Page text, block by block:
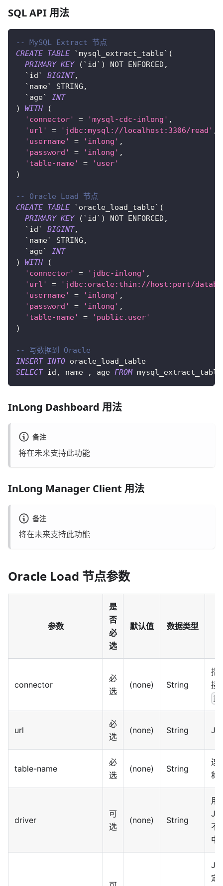
SQL API 用法
-- MySQL Extract 节点
CREATE TABLE `mysql_extract_table` (
PRIMARY KEY ( ` id` ) NOT ENFORCED ,
` id` BIGINT,
` name` STRING ,
` age`
INT
)
WITH
(
'connector'
= 'mysql-cdc-inlong' ,
'url'
= 'jdbc:mysql://localhost:3306/read' ,
'username'
= 'inlong' ,
'password'
= 'inlong' ,
'table-name'
=
'user'
)
-- Oracle Load 节点
CREATE TABLE ` oracle_load_table` (
PRIMARY KEY ( ` id` ) NOT ENFORCED ,
` id` BIGINT,
` name` STRING ,
` age`
INT
)
WITH
(
'connector'
= 'jdbc-inlong' ,
'url'
=
'jdbc:oracle:thin://host:port/
'username'
= 'inlong' ,
'password'
= 'inlong' ,
'table-name'
=
'public.user'
)
-- 写数据到 Oracle
INSERT INTO oracle_load_table
SELECT id , name , age FROM mysql_extract_table
InLong Dashboard 用法
备注
将在未来支持此功能
InLong Manager Client 用法
备注
将在未来支持此功能
Oracle Load 节点参数
参数
是
否
必
选
默认值 数据类型
connector
必
选
(none) String
指
接
url
必
选
(none) String
table-name
必
选
(none) String
连
称
driver
可
选
(none) String
用
不
中
定